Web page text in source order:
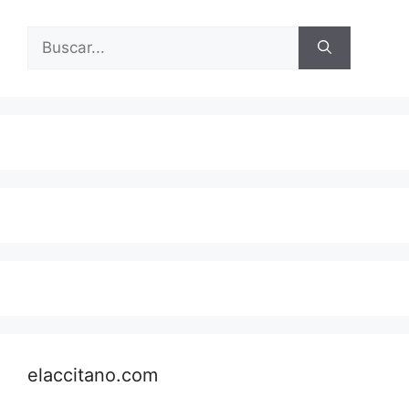
Buscar:
elaccitano.com